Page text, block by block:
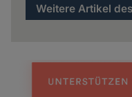
Weitere Artikel